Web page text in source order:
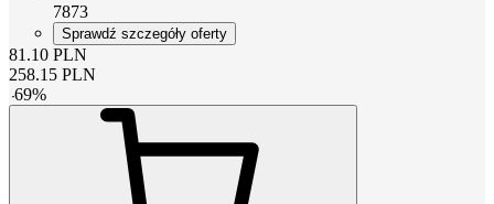
7873
Sprawdź szczegóły oferty
81.10 PLN
258.15 PLN
-69%